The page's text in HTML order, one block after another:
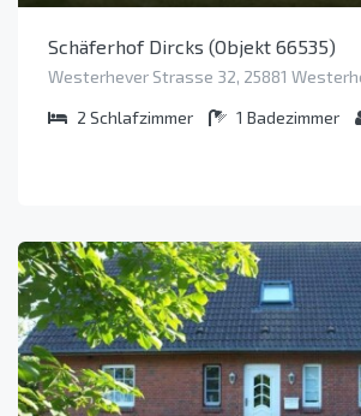
Schäferhof Dircks (Objekt 66535)
Westerhever Strasse 32, 25881
2 Schlafzimmer 1 Badezimmer